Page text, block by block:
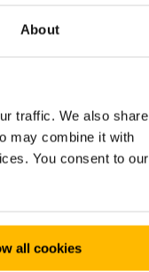
About
traffic. We also share
may combine it with
You consent to our
all cookies
sú výrazne
so šírkou od
1 178 mm,
vo svojej